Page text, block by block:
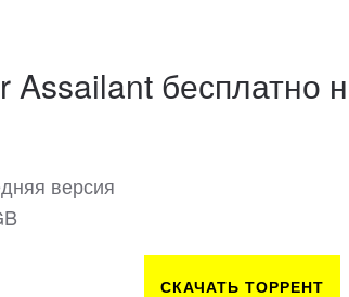
Assailant бесплатно
версия
СКАЧАТЬ ТОРРЕНТ